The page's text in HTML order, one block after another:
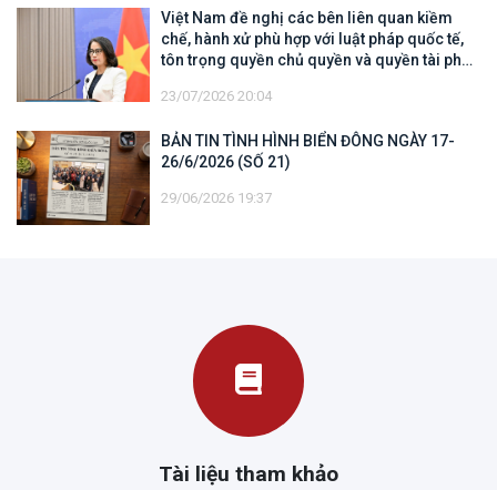
Việt Nam đề nghị các bên liên quan kiềm
chế, hành xử phù hợp với luật pháp quốc tế,
tôn trọng quyền chủ quyền và quyền tài phán
địa của quốc gia ven biển
23/07/2026 20:04
BẢN TIN TÌNH HÌNH BIỂN ĐÔNG NGÀY 17-
26/6/2026 (SỐ 21)
29/06/2026 19:37
Tài liệu tham khảo